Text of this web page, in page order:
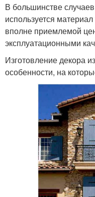
В большинстве
используется
вполне приемлемой
эксплуатационными
Изготовление декора
особенности, на